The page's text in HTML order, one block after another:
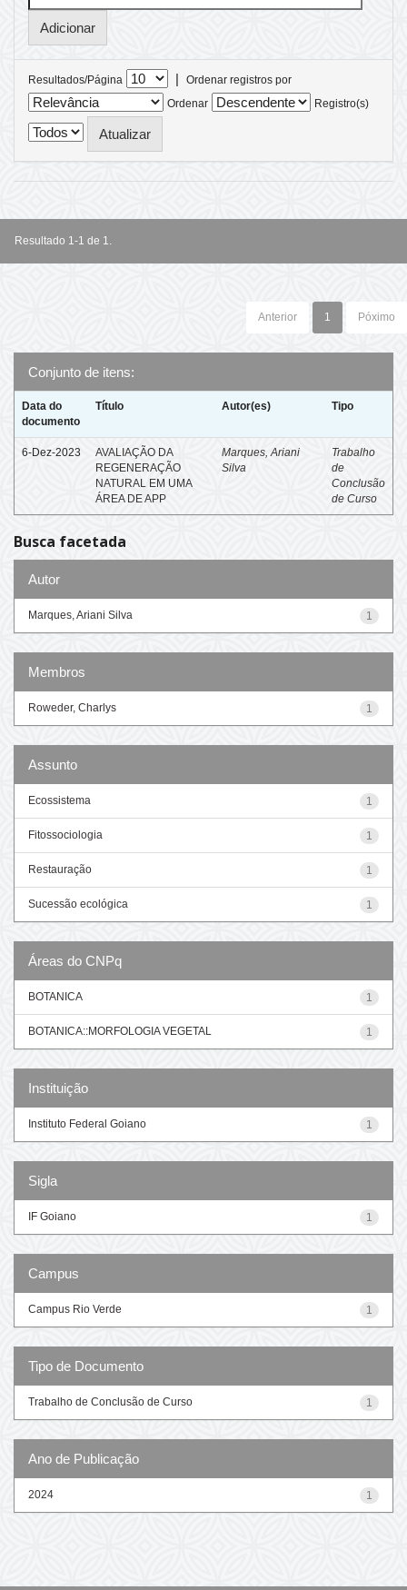
Resultados/Página |
Ordenar registros por
Ordenar
Registro(s)
Resultado 1-1 de 1.
Anterior 1 Póximo
Conjunto de itens:
Data do
documento
Título Autor(es) Tipo
6-Dez-2023
AVALIAÇÃO DA
REGENERAÇÃO
NATURAL EM UMA
ÁREA DE APP
Marques, Ariani
Silva
Trabalho
de
Conclusão
de Curso
Busca facetada
Autor
1
Marques, Ariani Silva
Membros
1
Roweder, Charlys
Assunto
1
Ecossistema
1
Fitossociologia
1
Restauração
1
Sucessão ecológica
Áreas do CNPq
1
BOTANICA
1
BOTANICA::MORFOLOGIA VEGETAL
Instituição
1
Instituto Federal Goiano
Sigla
1
IF Goiano
Campus
1
Campus Rio Verde
Tipo de Documento
1
Trabalho de Conclusão de Curso
Ano de Publicação
1
2024